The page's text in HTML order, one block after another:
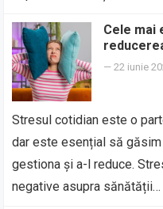
Cele mai
—22 iunie
Stresul cotidian este o
dar este esențial să
gestiona și a-l reduce.
negative asupra sănătății…